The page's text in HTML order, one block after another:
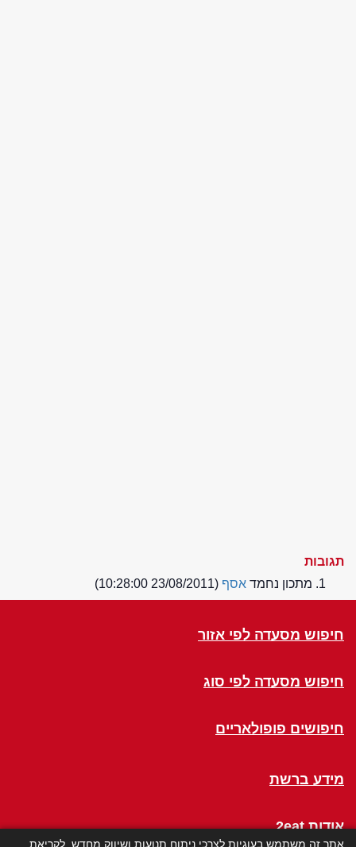
תגובות
מתכון נחמד אסף (23/08/2011 10:28:00)
חיפוש מסעדה לפי אזור
חיפוש מסעדה לפי סוג
חיפושים פופולאריים
מידע ברשת
אודות 2eat
אתר זה משתמש בעוגיות לצרכי ניתוח תנועות ושיווק מחדש. לקריאת